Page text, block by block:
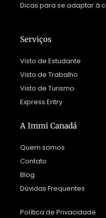
Dicas para se adaptar à
Serviços
Visto de Estudante
Visto de Trabalho
Visto de Turismo
Express Entry
A Immi Canadá
Quem somos
Contato
Blog
Dúvidas Frequentes
Política de Privacidade